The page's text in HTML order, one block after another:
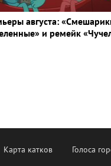
августа:
и ремейк
Карта катков Голоса